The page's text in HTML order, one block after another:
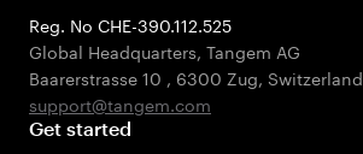
Reg. No CHE-390.112.525
Global Headquarters, Tangem AG
Baarerstrasse 10 , 6300 Zug, Switzerland
support@tangem.com
Get started